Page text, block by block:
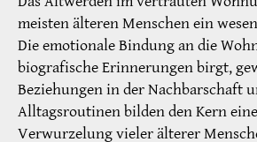
meisten älteren Menschen ein
Die emotionale Bindung an die
biografische Erinnerungen birgt,
Beziehungen in der Nachbarschaft
Alltagsroutinen bilden den Kern
Verwurzelung vieler älterer